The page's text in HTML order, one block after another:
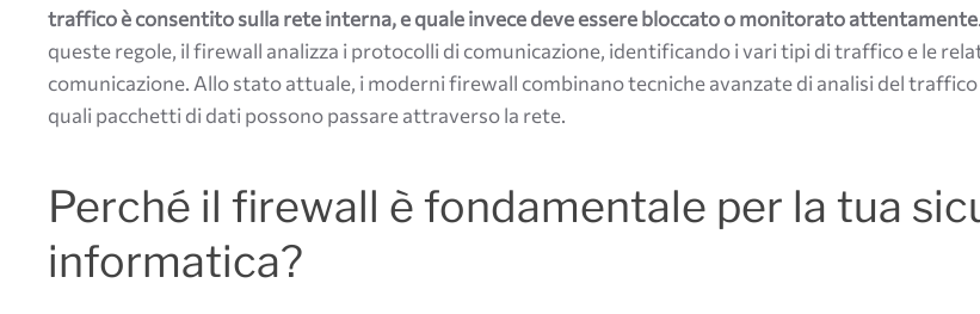
traffico è consentito sulla rete interna, e quale invece deve essere bloccato o monitorato attentamente
queste regole, il firewall analizza i protocolli di comunicazione, identificando i vari tipi di traffico e le
comunicazione. Allo stato attuale, i moderni firewall combinano tecniche avanzate di analisi del
quali pacchetti di dati possono passare attraverso la rete.
Perché il firewall è fondamentale per la tua
informatica?